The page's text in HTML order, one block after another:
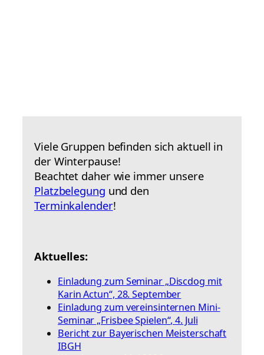
Viele Gruppen befinden sich aktuell in
der Winterpause!
Beachtet daher wie immer unsere
Platzbelegung und den
Terminkalender!
Aktuelles:
Einladung zum Seminar „Discdog mit
Karin Actun“, 28. September
Einladung zum vereinsinternen Mini-
Seminar „Frisbee Spielen“, 4. Juli
Bericht zur Bayerischen Meisterschaft
IBGH